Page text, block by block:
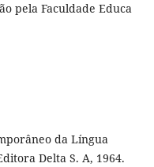
pela Faculdade Educa
da Língua
Delta S. A, 1964.